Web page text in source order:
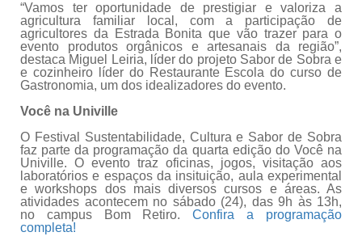
“Vamos ter oportunidade de prestigiar e valoriza a
agricultura familiar local, com a participação de
agricultores da Estrada Bonita que vão trazer para o
evento produtos orgânicos e artesanais da região”,
destaca Miguel Leiria, líder do projeto Sabor de Sobra e
e cozinheiro líder do Restaurante Escola do curso de
Gastronomia, um dos idealizadores do evento.
Você na Univille
O Festival Sustentabilidade, Cultura e Sabor de Sobra
faz parte da programação da quarta edição do Você na
Univille. O evento traz oficinas, jogos, visitação aos
laboratórios e espaços da insituição, aula experimental
e workshops dos mais diversos cursos e áreas. As
atividades acontecem no sábado (24), das 9h às 13h,
no campus Bom Retiro.Confira a programação
completa!